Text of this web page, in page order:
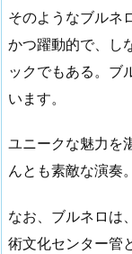
そのようなブルネ
かつ躍動的で、し
ックでもある。ブ
います。
ユニークな魅力を
んとも素敵な演奏
なお、ブルネロは
術文化センター管